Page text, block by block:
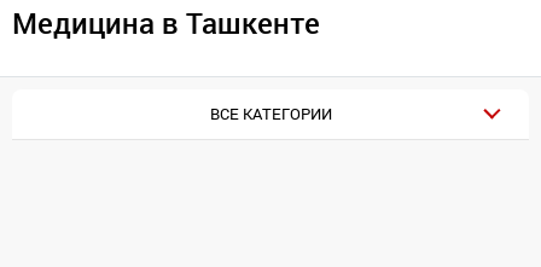
Медицина в Ташкенте
ВСЕ КАТЕГОРИИ